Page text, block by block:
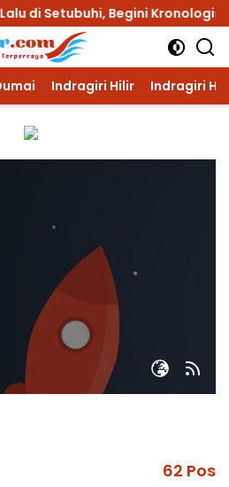
Setubuhi, Begini Kronologisnya!!
Indragiri Hilir Indragiri
62 Pos